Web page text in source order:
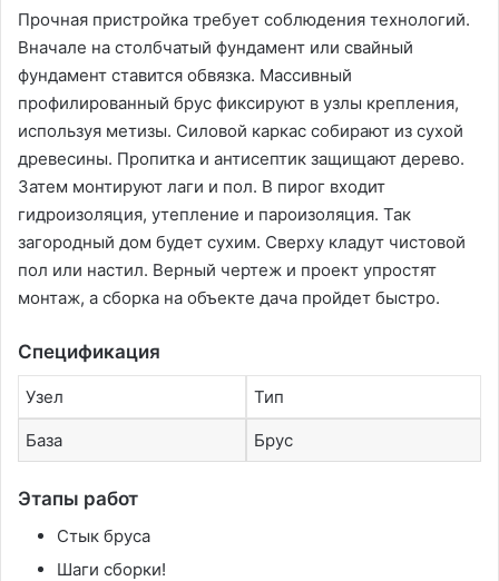
Прочная пристройка требует соблюдения технологий.
Вначале на столбчатый фундамент или свайный
фундамент ставится обвязка. Массивный
профилированный брус фиксируют в узлы крепления,
используя метизы. Силовой каркас собирают из сухой
древесины. Пропитка и антисептик защищают дерево.
Затем монтируют лаги и пол. В пирог входит
гидроизоляция, утепление и пароизоляция. Так
загородный дом будет сухим. Сверху кладут чистовой
пол или настил. Верный чертеж и проект упростят
монтаж, а сборка на объекте дача пройдет быстро.
Спецификация
Узел Тип
База Брус
Этапы работ
Стык бруса
Шаги сборки!